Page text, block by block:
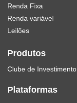
Renda Fixa
Renda variável
Leilões
Produtos
Clube de Investimento
Plataformas